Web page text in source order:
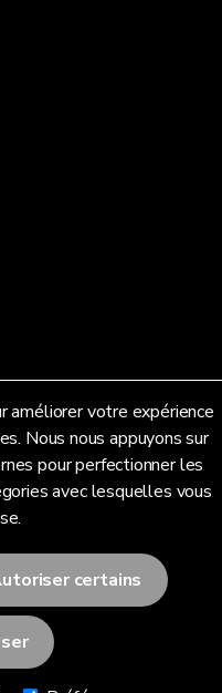
améliorer votre expérience
Nous nous appuyons sur
pour perfectionner les
avec lesquelles vous
certains